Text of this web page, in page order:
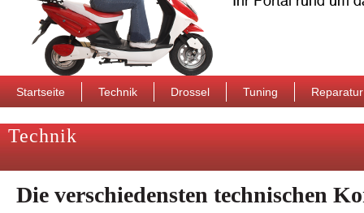
Startseite Technik Drossel Tuning Reparatur
Technik
Die verschiedensten technischen